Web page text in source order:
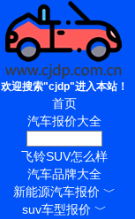
欢迎搜索"cjdp"进入本站！
首页
汽车报价大全
飞铃SUV怎么样
汽车品牌大全
新能源汽车报价﹀
suv车型报价﹀